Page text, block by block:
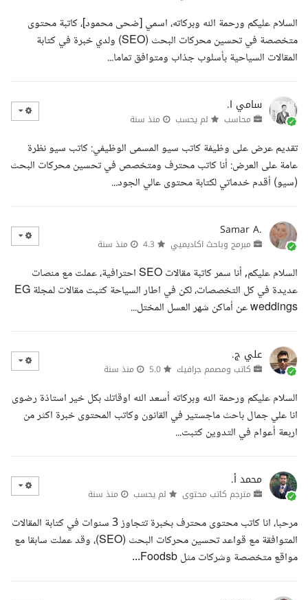
السلام عليكم ورحمة الله وبركاته، اسمي [ضحى محمود]، كاتبة محتوى
متخصصة في تحسين محركات البحث (SEO) ولدي خبرة في كتابة
المقالات السياحية بأسلوب جذاب ومتوافق تماما...
سامي ا.
محاسب لم يحسب منذ سنة
تقديم عرض على وظيفة كاتب سيو المسمى الوظيفي: كاتب سيو نظرة
عامة على العرض: أنا كاتب محترف ومتخصص في تحسين محركات البحث
(سيو) أقدم خدماتي لكتابة محتوى عالي الجود...
Samar A.
مبرمج وباحث اكاديميي منذ سنة
السلام عليكم, أنا سمر كاتبة مقالات SEO احترافية، عملت مع منصات
عديدة في كل التخصصات، لكن في اطار السياحة كتبت مقالات لمجلة EG
weddings عن أماكن شهر العسل المختل...
علي ج.
كاتب ومصمم جرافيك منذ سنة
السلام عليكم ورحمة الله وبركاته أسعد الله اوقاتك بكل خير استاذة رضوى
انا علي جمال باحث ماجستير في القانون وكاتب المحتوى خبرة اكثر من
اربعة أعوام في التدوين كتبت...
محمد أ.
مترجم كاتب محتوى لم يحسب منذ سنة
مرحبا، انا كاتب محتوى محترف بخبرة تتجاوز 3 سنوات في كتابة المقالات
المتوافقة مع قواعد تحسين محركات البحث (SEO)، وقد عملت سابقا مع
مواقع متخصصة وشركات مثل Foodsb...